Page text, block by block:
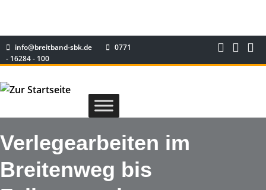
info@breitband-sbk.de
0771
- 16284 - 100
Verlegearbeiten im
Breitenweg bis